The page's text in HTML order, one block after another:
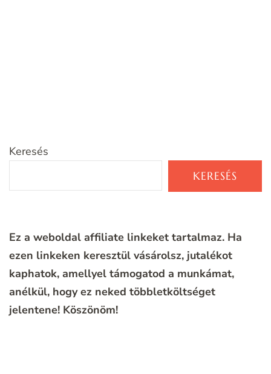
Keresés
KERESÉS
Ez a weboldal affiliate linkeket tartalmaz. Ha
ezen linkeken keresztül vásárolsz, jutalékot
kaphatok, amellyel támogatod a munkámat,
anélkül, hogy ez neked többletköltséget
jelentene! Köszönöm!